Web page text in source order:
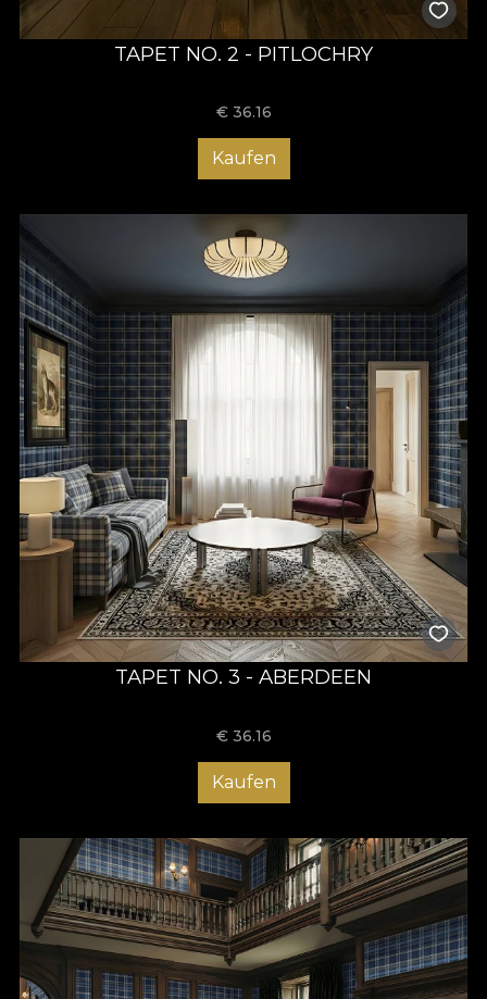
TAPET NO. 2 - PITLOCHRY
€ 36.16
Kaufen
TAPET NO. 3 - ABERDEEN
€ 36.16
Kaufen